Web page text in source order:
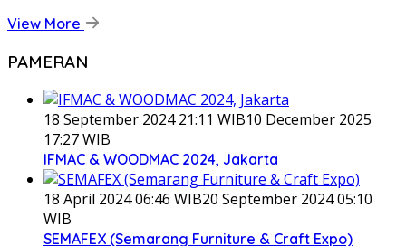
View More
PAMERAN
18 September 2024 21:11 WIB10 December 2025
17:27 WIB
IFMAC & WOODMAC 2024, Jakarta
18 April 2024 06:46 WIB20 September 2024 05:10
WIB
SEMAFEX (Semarang Furniture & Craft Expo)